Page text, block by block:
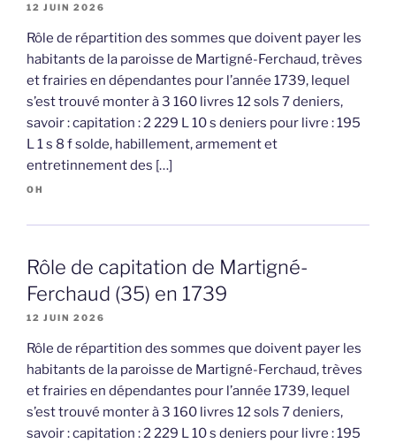
12 JUIN 2026
Rôle de répartition des sommes que doivent payer les
habitants de la paroisse de Martigné-Ferchaud, trèves
et frairies en dépendantes pour l’année 1739, lequel
s’est trouvé monter à 3 160 livres 12 sols 7 deniers,
savoir : capitation : 2 229 L 10 s deniers pour livre : 195
L 1 s 8 f solde, habillement, armement et
entretinnement des […]
OH
Rôle de capitation de Martigné-
Ferchaud (35) en 1739
12 JUIN 2026
Rôle de répartition des sommes que doivent payer les
habitants de la paroisse de Martigné-Ferchaud, trèves
et frairies en dépendantes pour l’année 1739, lequel
s’est trouvé monter à 3 160 livres 12 sols 7 deniers,
savoir : capitation : 2 229 L 10 s deniers pour livre : 195